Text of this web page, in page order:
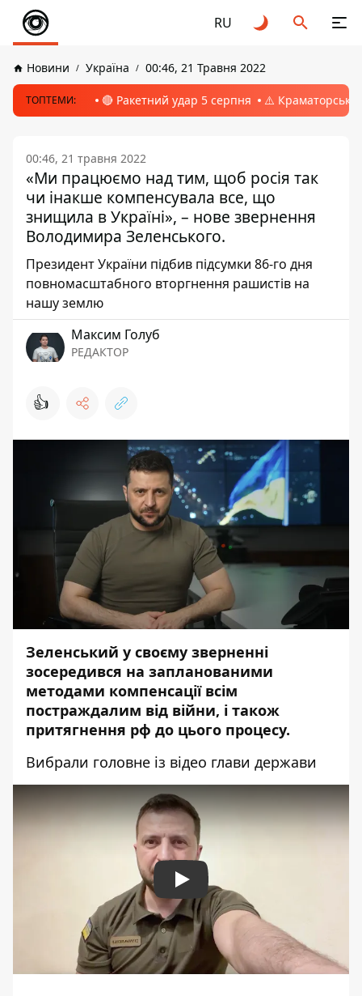
RU
Новини Україна 00:46, 21 Травня 2022
ТОПТЕМИ: 🔴 Ракетний удар 5 серпня ⚠️ Краматорськ,
00:46, 21 травня 2022
«Ми працюємо над тим, щоб росія так
чи інакше компенсувала все, що
знищила в Україні», – нове звернення
Володимира Зеленського.
Президент України підбив підсумки 86-го дня
повномасштабного вторгнення рашистів на
нашу землю
Максим Голуб
РЕДАКТОР
👍
Зеленський у своєму зверненні
зосередився на запланованими
методами компенсації всім
постраждалим від війни, і також
притягнення рф до цього процесу.
Вибрали головне із відео глави держави
Play